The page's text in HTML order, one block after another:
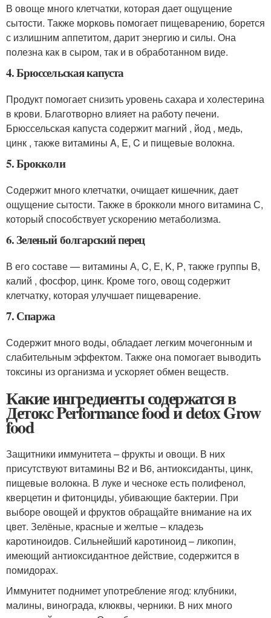
В овоще много клетчатки, которая дает ощущение
сытости. Также морковь помогает пищеварению, борется
с излишним аппетитом, дарит энергию и силы. Она
полезна как в сыром, так и в обработанном виде.
4. Брюссельская капуста
Продукт помогает снизить уровень сахара и холестерина
в крови. Благотворно влияет на работу печени.
Брюссельская капуста содержит магний , йод , медь,
цинк , также витамины A, E, C и пищевые волокна.
5. Брокколи
Содержит много клетчатки, очищает кишечник, дает
ощущение сытости. Также в брокколи много витамина С,
который способствует ускорению метаболизма.
6. Зеленый болгарский перец
В его составе — витамины А, C, Е, K, Р, также группы B,
калий , фосфор, цинк. Кроме того, овощ содержит
клетчатку, которая улучшает пищеварение.
7. Спаржа
Содержит много воды, обладает легким мочегонным и
слабительным эффектом. Также она помогает выводить
токсины из организма и ускоряет обмен веществ.
Какие ингредиенты содержатся в
Детокс Performance food и detox Grow
food
Защитники иммунитета – фрукты и овощи. В них
присутствуют витамины B2 и B6, антиоксиданты, цинк,
пищевые волокна. В луке и чесноке есть полифенол,
кверцетин и фитонциды, убивающие бактерии. При
выборе овощей и фруктов обращайте внимание на их
цвет. Зелёные, красные и желтые – кладезь
каротиноидов. Сильнейший каротиноид – ликопин,
имеющий антиоксидантное действие, содержится в
помидорах.
Иммунитет поднимет употребление ягод: клубники,
малины, винограда, клюквы, черники. В них много